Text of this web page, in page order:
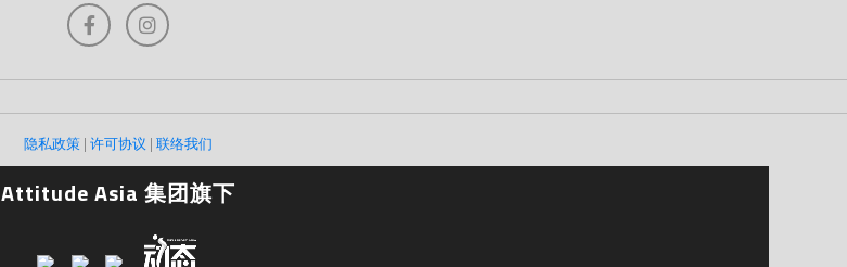
隐私政策 | 许可协议 | 联络我们
Attitude Asia 集团旗下